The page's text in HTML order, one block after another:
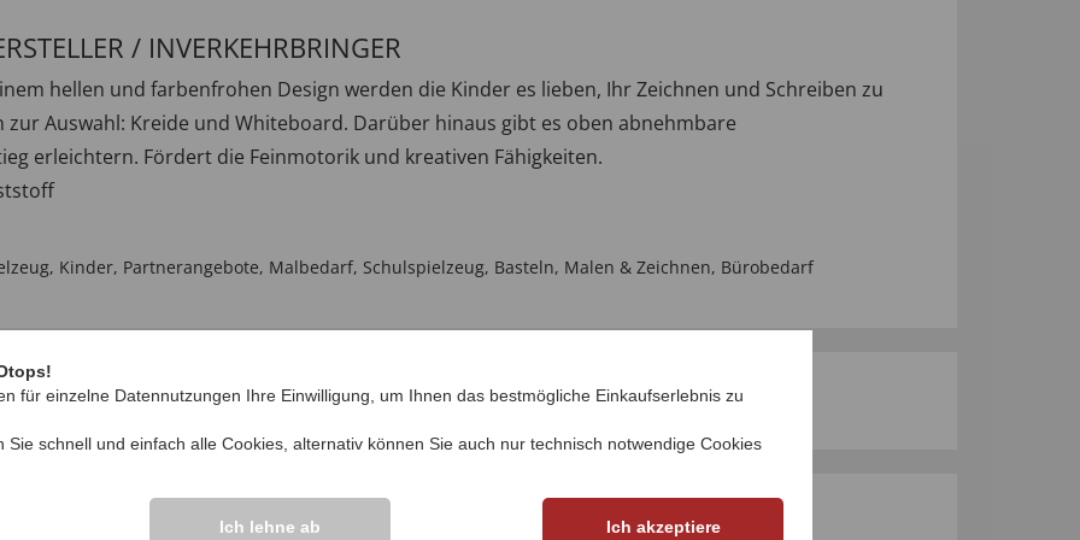
/ INVERKEHRBRINGER
hellen und farbenfrohen Design werden die Kinder es lieben, Ihr Zeichnen und Schreiben zu
zur Auswahl: Kreide und Whiteboard. Darüber hinaus gibt es oben abnehmbare
erleichtern. Fördert die Feinmotorik und kreativen Fähigkeiten.
, Kinder, Partnerangebote, Malbedarf, Schulspielzeug, Basteln, Malen & Zeichnen, Bürobedarf
für einzelne Datennutzungen Ihre Einwilligung, um Ihnen das bestmögliche Einkaufserlebnis zu
Sie schnell und einfach alle Cookies, alternativ können Sie auch nur technisch notwendige Cookies
Ich lehne ab Ich akzeptiere